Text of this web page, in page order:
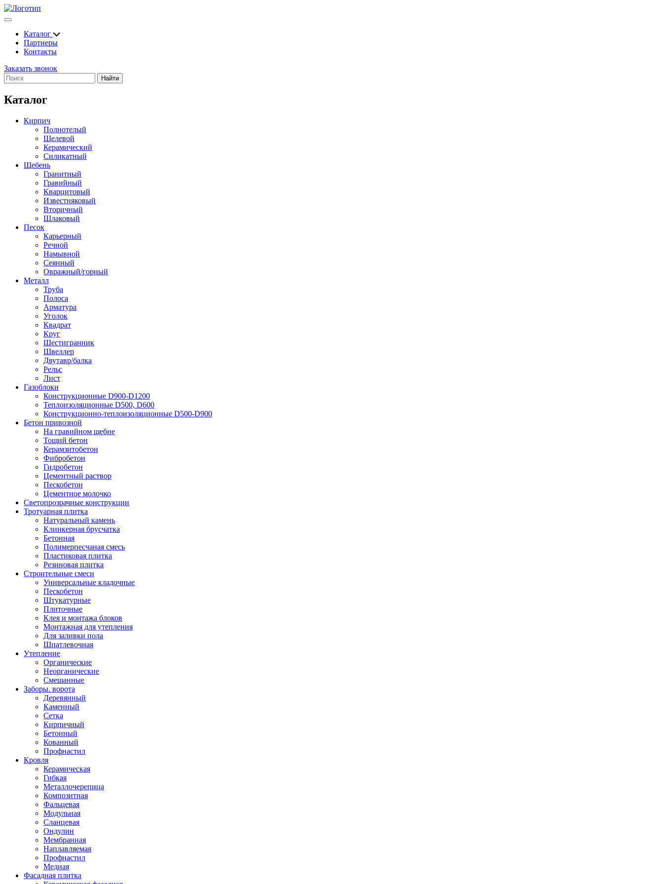
Каталог
Партнеры
Контакты
Заказать звонок
Найти
Каталог
Кирпич
Полнотелый
Щелевой
Керамический
Силикатный
Щебень
Гранитный
Гравийный
Кварцитовый
Известняковый
Вторичный
Шлаковый
Песок
Карьерный
Речной
Намывной
Сеянный
Овражный/горный
Металл
Труба
Полоса
Арматура
Уголок
Квадрат
Круг
Шестигранник
Швеллер
Двутавр/балка
Рельс
Лист
Газоблоки
Конструкционные D900-D1200
Теплоизоляционные D500, D600
Конструкционно-теплоизоляционные D500-D900
Бетон привозной
На гравийном щебне
Тощий бетон
Керамзитобетон
Фибробетон
Гидробетон
Цементный раствор
Пескобетон
Цементное молочко
Светопрозрачные конструкции
Тротуарная плитка
Натуральный камень
Клинкерная брусчатка
Бетонная
Полимерпесчаная смесь
Пластиковая плитка
Резиновая плитка
Строительные смеси
Универсальные кладочные
Пескобетон
Штукатурные
Плиточные
Клея и монтажа блоков
Монтажная для утепления
Для заливки пола
Шпатлевочная
Утепление
Органические
Неорганические
Смешанные
Заборы. ворота
Деревянный
Каменный
Сетка
Кирпичный
Бетонный
Кованный
Профнастил
Кровля
Керамическая
Гибкая
Металлочерепица
Композитная
Фальцевая
Модульная
Сланцевая
Ондулин
Мембранная
Наплавляемая
Профнастил
Медная
Фасадная плитка